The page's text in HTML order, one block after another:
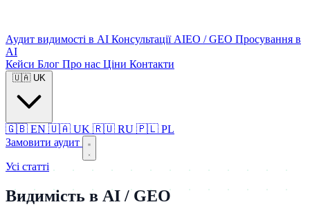
Аудит видимості в AI Консультації AIEO / GEO Просування в
AI
Кейси Блог Про нас Ціни Контакти
🇺🇦 UK
🇬🇧 EN 🇺🇦 UK 🇷🇺 RU 🇵🇱 PL
Замовити аудит
Усі статті
Видимість в AI / GEO